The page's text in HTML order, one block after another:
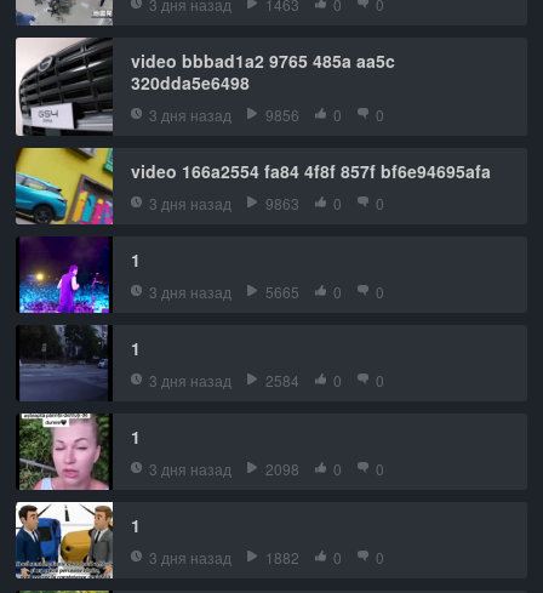
video bbbad1a2 9765 485a aa5c
320dda5e6498
3 дня назад 9856 0 0
video 166a2554 fa84 4f8f 857f bf6e94695afa
3 дня назад 9863 0 0
1
3 дня назад 5665 0 0
1
3 дня назад 2584 0 0
1
3 дня назад 2098 0 0
1
3 дня назад 1882 0 0